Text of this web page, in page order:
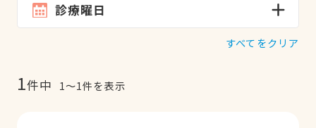
診療曜日
すべてをクリア
1件中 1〜1件を表示